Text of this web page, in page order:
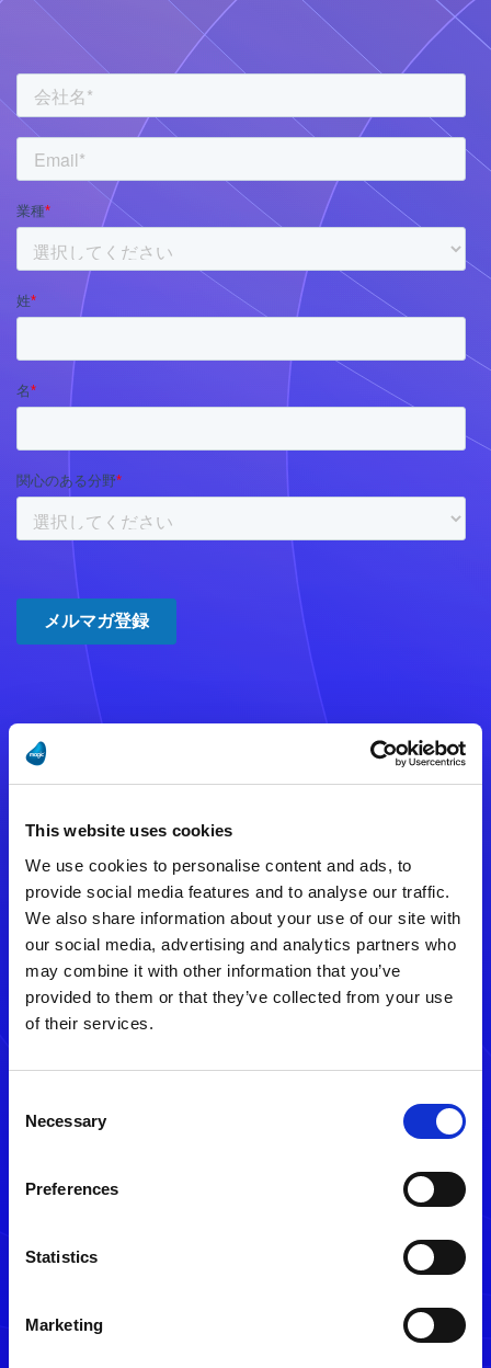
This website uses cookies
We use cookies to personalise content and ads, to
provide social media features and to analyse our traffic.
We also share information about your use of our site with
our social media, advertising and analytics partners who
may combine it with other information that you’ve
provided to them or that they’ve collected from your use
of their services.
Selection
Necessary
Preferences
Statistics
Marketing
注意事項
ある可能性があります。
メールアドレスをご確認のうえ、
再度手続きを行ってください。
メルマガ配信停止